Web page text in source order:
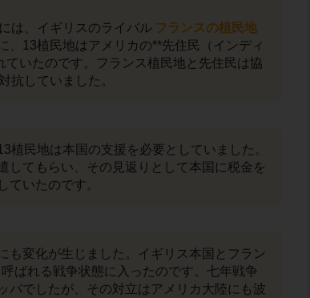
は、イギリスのライバル フランスの植民地
、13植民地はアメリカの**先住民（インディ
ていたのです。フランス植民地と先住民は協
抗していました。
植民地は本国の支援を必要としていました。
してもらい、その見返りとして本国に税金を
ていたのです。
も変化が生じました。イギリス本国とフラン
ばれる戦争状態に入ったのです。七年戦争
パでしたが、その対立はアメリカ大陸にも波